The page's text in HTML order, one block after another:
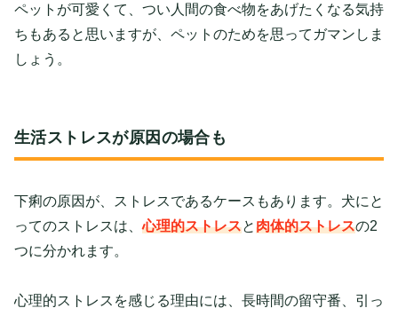
ペットが可愛くて、つい人間の食べ物をあげたくなる気持
ちもあると思いますが、ペットのためを思ってガマンしま
しょう。
生活ストレスが原因の場合も
下痢の原因が、ストレスであるケースもあります。犬にと
ってのストレスは、心理的ストレスと肉体的ストレスの2
つに分かれます。
心理的ストレスを感じる理由には、長時間の留守番、引っ